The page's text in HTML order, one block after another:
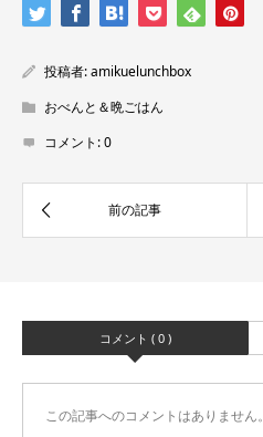
投稿者:amikuelunchbox
おべんと＆晩ごはん
コメント:0
コメント ( 0 )
この記事へのコメントはありません。